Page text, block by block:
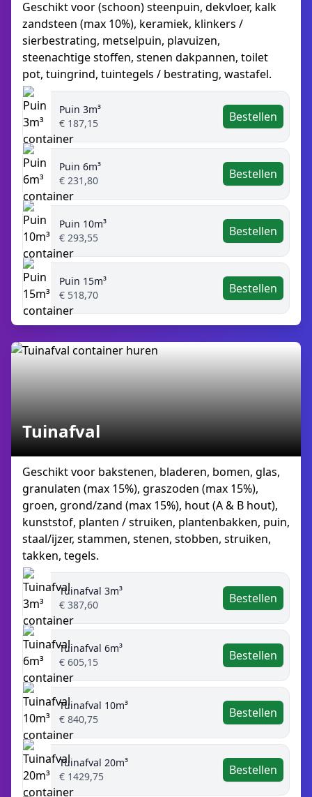
Geschikt voor (schoon) steenpuin, dekvloer, kalk
zandsteen (max 10%), keramiek, klinkers /
sierbestrating, metselpuin, plavuizen,
steenachtige stoffen, stenen dakpannen, toilet
pot, tuingrind, tuintegels / bestrating, wastafel.
Puin 3m³
€ 187,15
Bestellen
Puin 6m³
€ 231,80
Bestellen
Puin 10m³
€ 293,55
Bestellen
Puin 15m³
€ 518,70
Bestellen
Tuinafval
Geschikt voor bakstenen, bladeren, bomen, glas,
granulaten (max 15%), graszoden (max 15%),
groen, grond/zand (max 15%), hout (A & B hout),
kunststof, planten / struiken, plantenbakken, puin,
staal/ijzer, stammen, stenen, stobben, struiken,
takken, tegels.
Tuinafval 3m³
€ 387,60
Bestellen
Tuinafval 6m³
€ 605,15
Bestellen
Tuinafval 10m³
€ 840,75
Bestellen
Tuinafval 20m³
€ 1429,75
Bestellen